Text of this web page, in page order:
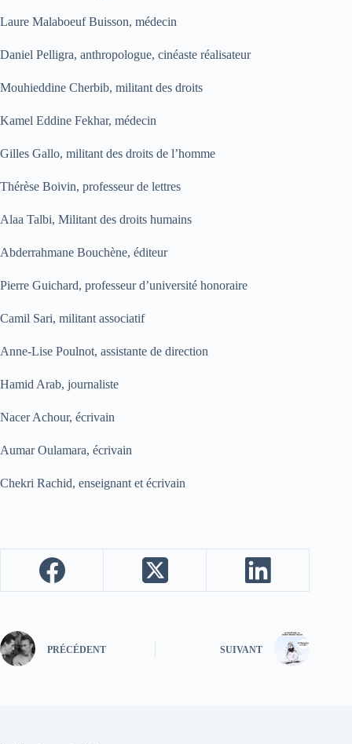
Laure Malaboeuf Buisson, médecin
Daniel Pelligra, anthropologue, cinéaste réalisateur
Mouhieddine Cherbib, militant des droits
Kamel Eddine Fekhar, médecin
Gilles Gallo, militant des droits de l’homme
Thérèse Boivin, professeur de lettres
Alaa Talbi, Militant des droits humains
Abderrahmane Bouchène, éditeur
Pierre Guichard, professeur d’université honoraire
Camil Sari, militant associatif
Anne-Lise Poulnot, assistante de direction
Hamid Arab, journaliste
Nacer Achour, écrivain
Aumar Oulamara, écrivain
Chekri Rachid, enseignant et écrivain
PRÉCÉDENT SUIVANT